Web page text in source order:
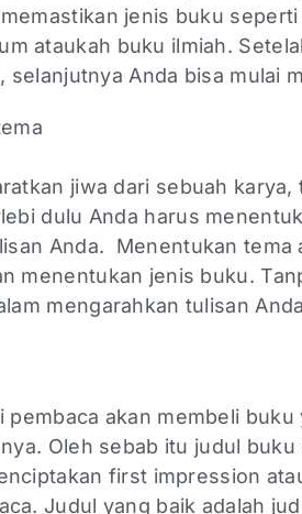
jenis buku
ataukah buku ilmiah.
selanjutnya Anda bisa mulai
jiwa dari sebuah
dulu Anda harus
Anda. Menentukan tema
menentukan jenis buku.
mengarahkan tulisan
pembaca akan membeli
Oleh sebab itu judul
first impression
Judul yang baik adalah